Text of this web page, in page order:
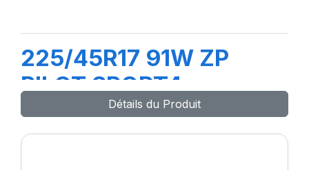
225/45R17 91W ZP
PILOT SPORT4
Détails du Produit